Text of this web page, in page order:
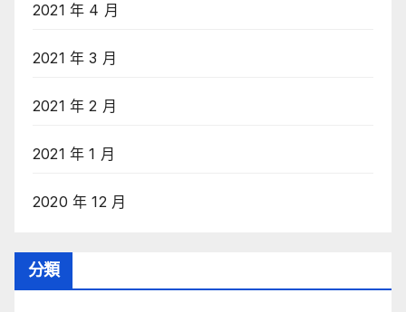
2021 年 4 月
2021 年 3 月
2021 年 2 月
2021 年 1 月
2020 年 12 月
分類